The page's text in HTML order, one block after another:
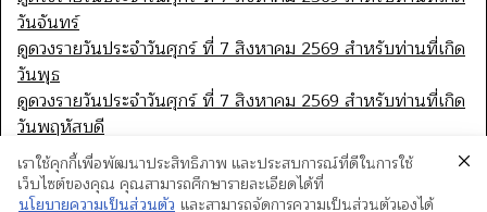
วันจันทร์
ดูดวงรายวันประจำวันศุกร์ ที่ 7 สิงหาคม 2569 สำหรับท่านที่เกิด
วันพุธ
ดูดวงรายวันประจำวันศุกร์ ที่ 7 สิงหาคม 2569 สำหรับท่านที่เกิด
วันพฤหัสบดี
เราใช้คุกกี้เพื่อพัฒนาประสิทธิภาพ และประสบการณ์ที่ดีในการใช้
เว็บไซต์ของคุณ คุณสามารถศึกษารายละเอียดได้ที่
นโยบายความเป็นส่วนตัว และสามารถจัดการความเป็นส่วนตัวเองได้